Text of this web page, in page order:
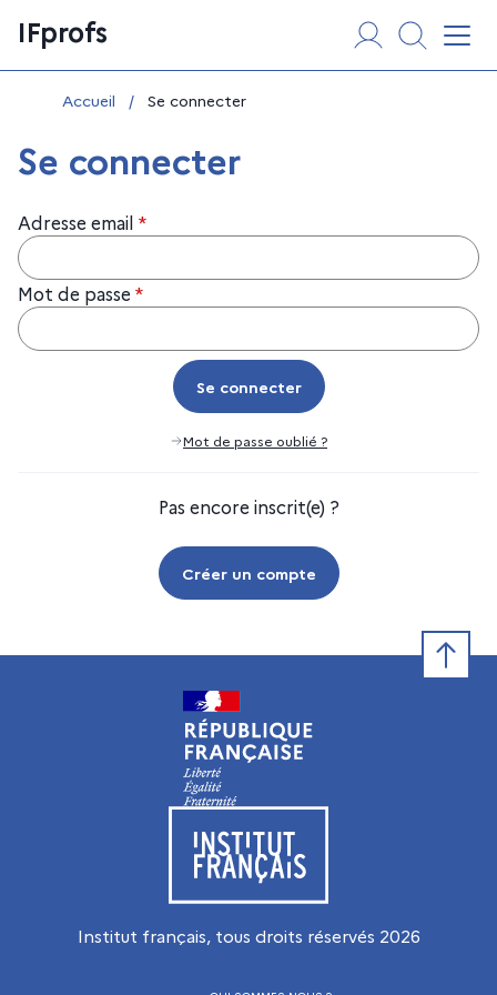
au
contenu
IFprofs
Vous êtes ici :
Accueil / Se connecter
Se connecter
Adresse email *
Mot de passe *
Se connecter
Se connecter
Mot de passe oublié ?
Pas encore inscrit(e) ?
Créer un compte
Visiter le site de l’Institut français
Institut français, tous droits réservés 2026